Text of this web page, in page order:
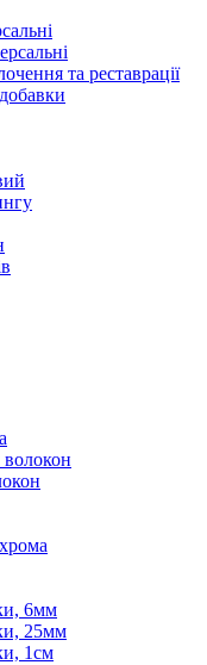
та реставрації
6мм
25мм
1см